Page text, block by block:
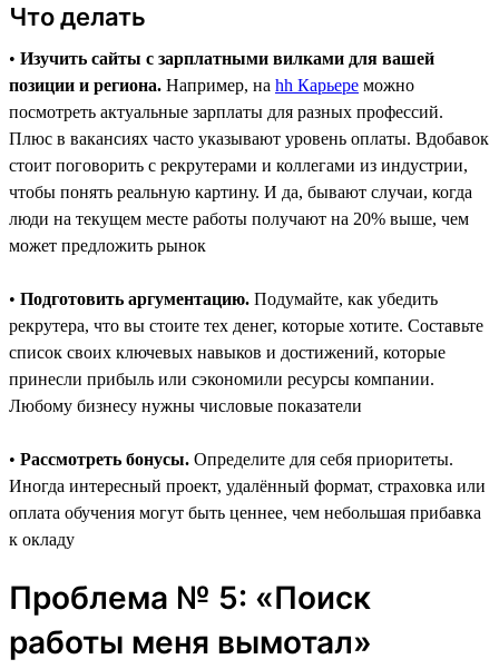
Что делать
• Изучить сайты с зарплатными вилками для вашей
позиции и региона. Например, на hh Карьере можно
посмотреть актуальные зарплаты для разных профессий.
Плюс в вакансиях часто указывают уровень оплаты. Вдобавок
стоит поговорить с рекрутерами и коллегами из индустрии,
чтобы понять реальную картину. И да, бывают случаи, когда
люди на текущем месте работы получают на 20% выше, чем
может предложить рынок
• Подготовить аргументацию. Подумайте, как убедить
рекрутера, что вы стоите тех денег, которые хотите. Составьте
список своих ключевых навыков и достижений, которые
принесли прибыль или сэкономили ресурсы компании.
Любому бизнесу нужны числовые показатели
• Рассмотреть бонусы. Определите для себя приоритеты.
Иногда интересный проект, удалённый формат, страховка или
оплата обучения могут быть ценнее, чем небольшая прибавка
к окладу
Проблема № 5: «Поиск
работы меня вымотал»